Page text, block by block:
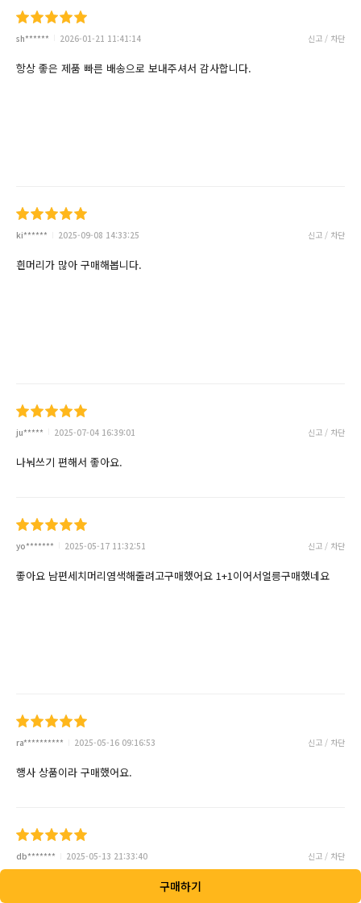
sh****** 2026-01-21 11:41:14 신고 / 차단
항상 좋은 제품 빠른 배송으로 보내주셔서 감사합니다.
ki****** 2025-09-08 14:33:25 신고 / 차단
흰머리가 많아 구매해봅니다.
ju***** 2025-07-04 16:39:01 신고 / 차단
나눠쓰기 편해서 좋아요.
yo******* 2025-05-17 11:32:51 신고 / 차단
좋아요 남편세치머리염색해줄려고구매했어요 1+1이어서얼릉구매했네요
ra********** 2025-05-16 09:16:53 신고 / 차단
행사 상품이라 구매했어요.
db******* 2025-05-13 21:33:40 신고 / 차단
새치염색 잘되고 부분염색이라 오래써요
구매하기